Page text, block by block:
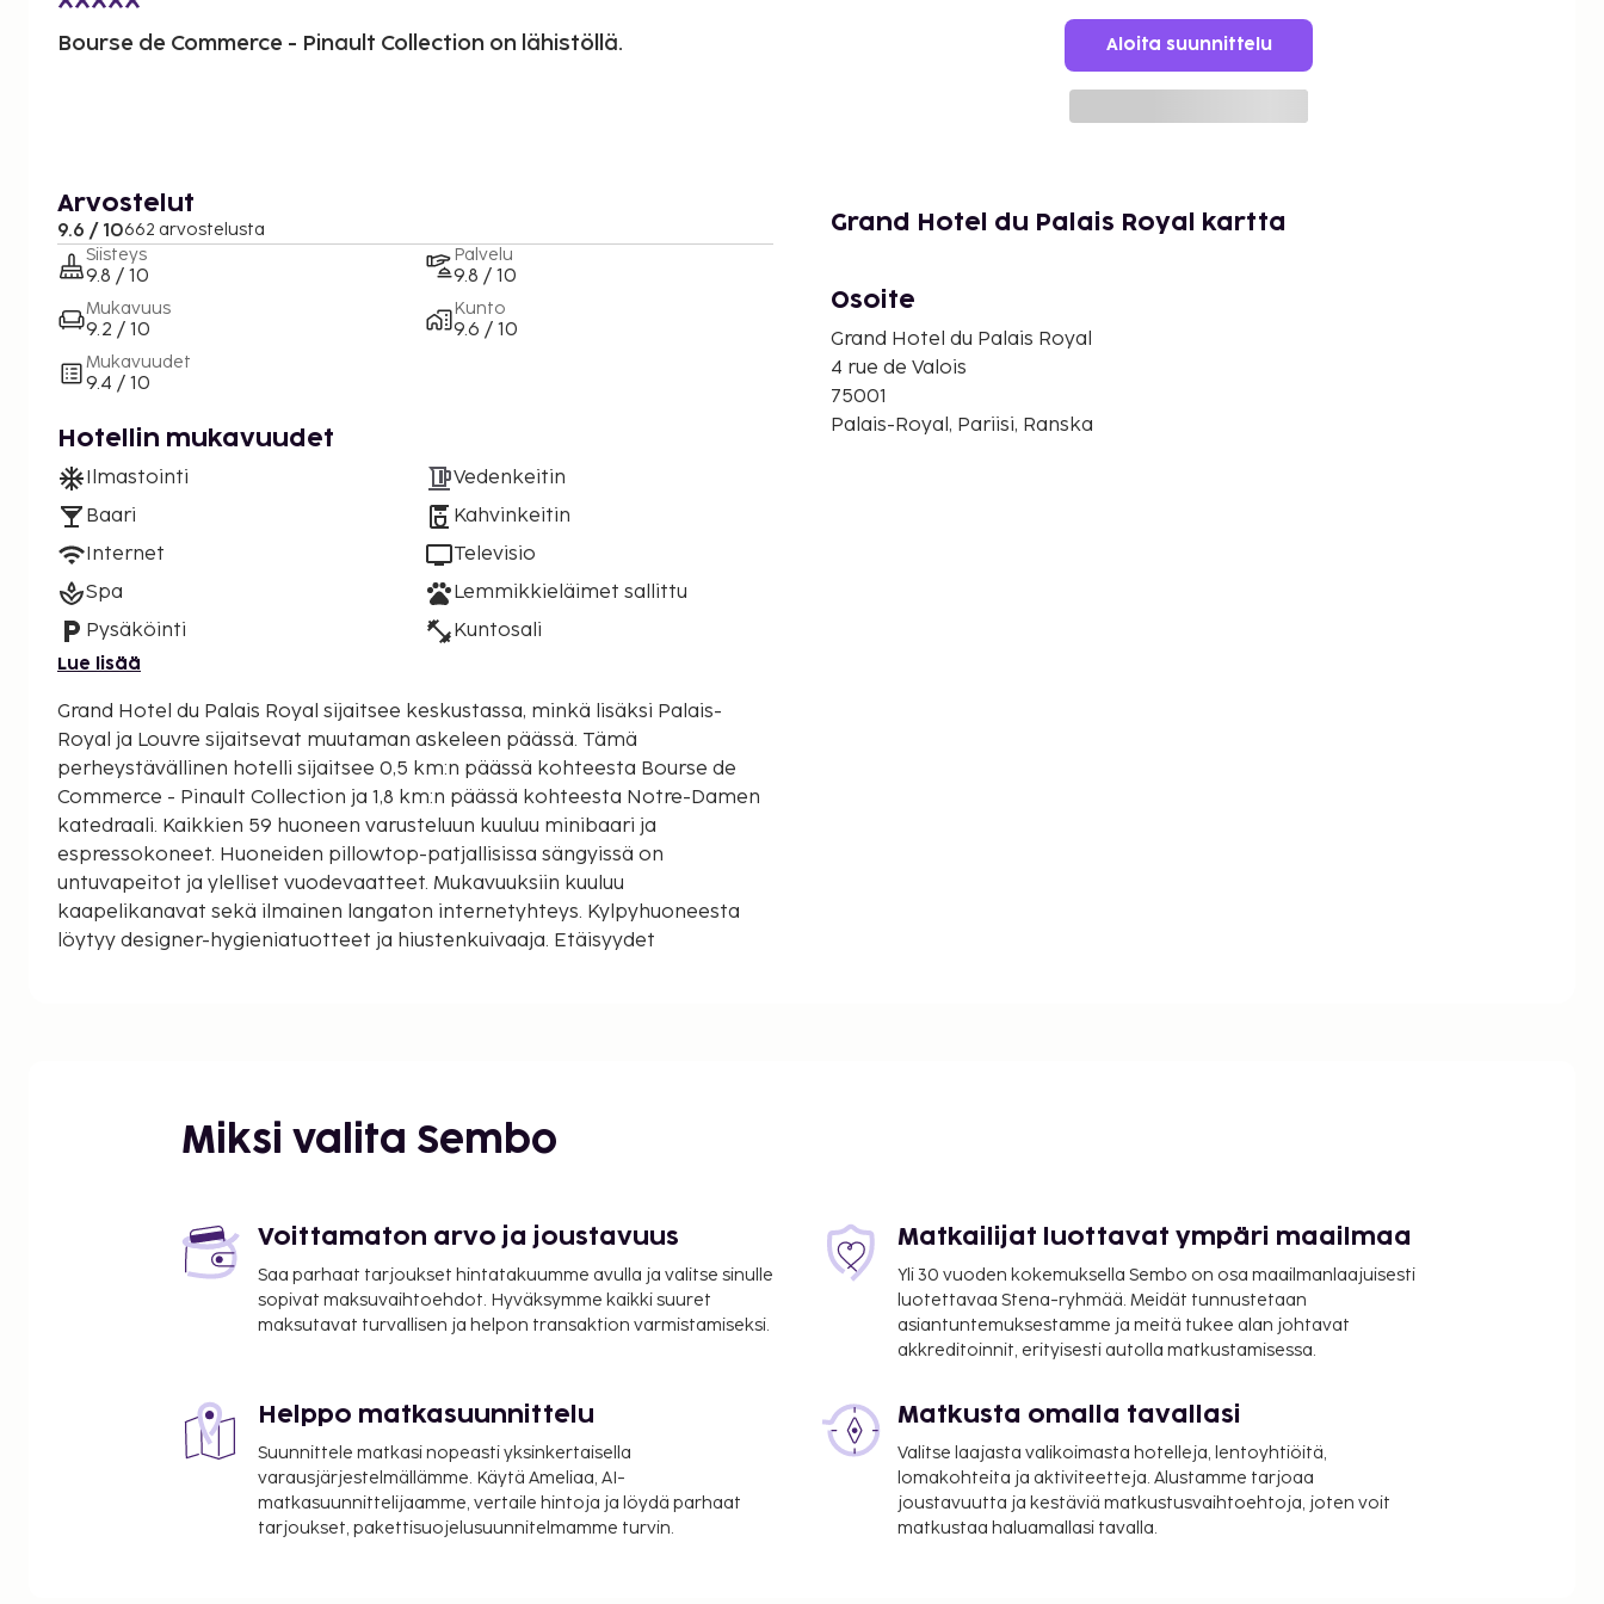
Bourse de Commerce - Pinault Collection on lähistöllä. Aloita suunnittelu
Arvostelut
9.6 / 10662 arvostelusta
Siisteys
9.8 / 10
Mukavuus
9.2 / 10
Mukavuudet
9.4 / 10
Palvelu
9.8 / 10
Kunto
9.6 / 10
Hotellin mukavuudet
Ilmastointi
Baari
Internet
Spa
Pysäköinti
Vedenkeitin
Kahvinkeitin
Televisio
Lemmikkieläimet sallittu
Kuntosali
Lue lisää
Grand Hotel du Palais Royal sijaitsee keskustassa, minkä lisäksi Palais-
Royal ja Louvre sijaitsevat muutaman askeleen päässä. Tämä
perheystävällinen hotelli sijaitsee 0,5 km:n päässä kohteesta Bourse de
Commerce - Pinault Collection ja 1,8 km:n päässä kohteesta Notre-Damen
katedraali. Kaikkien 59 huoneen varusteluun kuuluu minibaari ja
espressokoneet. Huoneiden pillowtop-patjallisissa sängyissä on
untuvapeitot ja ylelliset vuodevaatteet. Mukavuuksiin kuuluu
kaapelikanavat sekä ilmainen langaton internetyhteys. Kylpyhuoneesta
löytyy designer-hygieniatuotteet ja hiustenkuivaaja. Etäisyydet
Bourse de Commerce - Pinault Collection - 0,4 km / 0,2 mi
Les Halles - 0,4 km / 0,2 mi
Pont Neuf - 0,9 km / 0,5 mi
Grands Boulevards - 0,9 km / 0,6 mi
Grévinin museo - 1,1 km / 0,7 mi
Place Vendôme - 1,1 km / 0,7 mi
Île de la Cité - 1,2 km / 0,7 mi
Lähimmät lentokentät ovat:
Orlyn lentokenttä (ORY) - 19,4 km / 12,1 mi
Roissy - Charles de Gaullen lentokenttä (CDG) - 38 km / 23,6 mi
Pariisi (BVA-Beauvais) - 88,6 km / 55,1 mi
Grand Hotel du Palais Royal kartta
Osoite
Grand Hotel du Palais Royal
4 rue de Valois
75001
Palais-Royal, Pariisi, Ranska
Miksi valita Sembo
Voittamaton arvo ja joustavuus
Saa parhaat tarjoukset hintatakuumme avulla ja valitse sinulle
sopivat maksuvaihtoehdot. Hyväksymme kaikki suuret
maksutavat turvallisen ja helpon transaktion varmistamiseksi.
Matkailijat luottavat ympäri maailmaa
Yli 30 vuoden kokemuksella Sembo on osa maailmanlaajuisesti
luotettavaa Stena-ryhmää. Meidät tunnustetaan
asiantuntemuksestamme ja meitä tukee alan johtavat
akkreditoinnit, erityisesti autolla matkustamisessa.
Helppo matkasuunnittelu
Suunnittele matkasi nopeasti yksinkertaisella
varausjärjestelmällämme. Käytä Ameliaa, AI-
matkasuunnittelijaamme, vertaile hintoja ja löydä parhaat
tarjoukset, pakettisuojelusuunnitelmamme turvin.
Matkusta omalla tavallasi
Valitse laajasta valikoimasta hotelleja, lentoyhtiöitä,
lomakohteita ja aktiviteetteja. Alustamme tarjoaa
joustavuutta ja kestäviä matkustusvaihtoehtoja, joten voit
matkustaa haluamallasi tavalla.